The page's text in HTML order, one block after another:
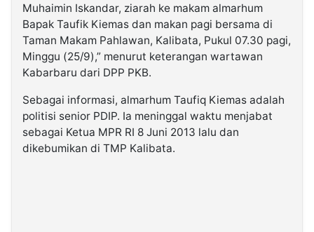
Muhaimin Iskandar, ziarah ke makam almarhum
Bapak Taufik Kiemas dan makan pagi bersama di
Taman Makam Pahlawan, Kalibata, Pukul 07.30 pagi,
Minggu (25/9),” menurut keterangan wartawan
Kabarbaru dari DPP PKB.
Sebagai informasi, almarhum Taufiq Kiemas adalah
politisi senior PDIP. Ia meninggal waktu menjabat
sebagai Ketua MPR RI 8 Juni 2013 lalu dan
dikebumikan di TMP Kalibata.